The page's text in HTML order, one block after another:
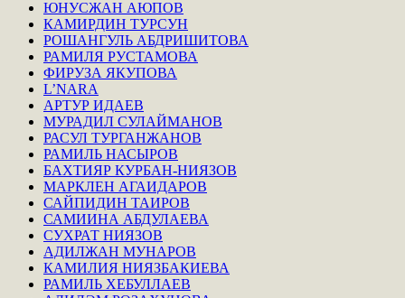
ЮНУСЖАН АЮПОВ
КАМИРДИН ТУРСУН
РОШАНГУЛЬ АБДРИШИТОВА
РАМИЛЯ РУСТАМОВА
ФИРУЗА ЯКУПОВА
L’NARA
АРТУР ИДАЕВ
МУРАДИЛ СУЛАЙМАНОВ
РАСУЛ ТУРГАНЖАНОВ
РАМИЛЬ НАСЫРОВ
БАХТИЯР КУРБАН-НИЯЗОВ
МАРКЛЕН АГАИДАРОВ
САЙПИДИН ТАИРОВ
САМИИНА АБДУЛАЕВА
СУХРАТ НИЯЗОВ
АДИЛЖАН МУНАРОВ
КАМИЛИЯ НИЯЗБАКИЕВА
РАМИЛЬ ХЕБУЛЛАЕВ